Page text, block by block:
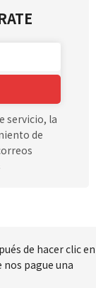
servicio, la
de
de hacer clic en
nos pague una